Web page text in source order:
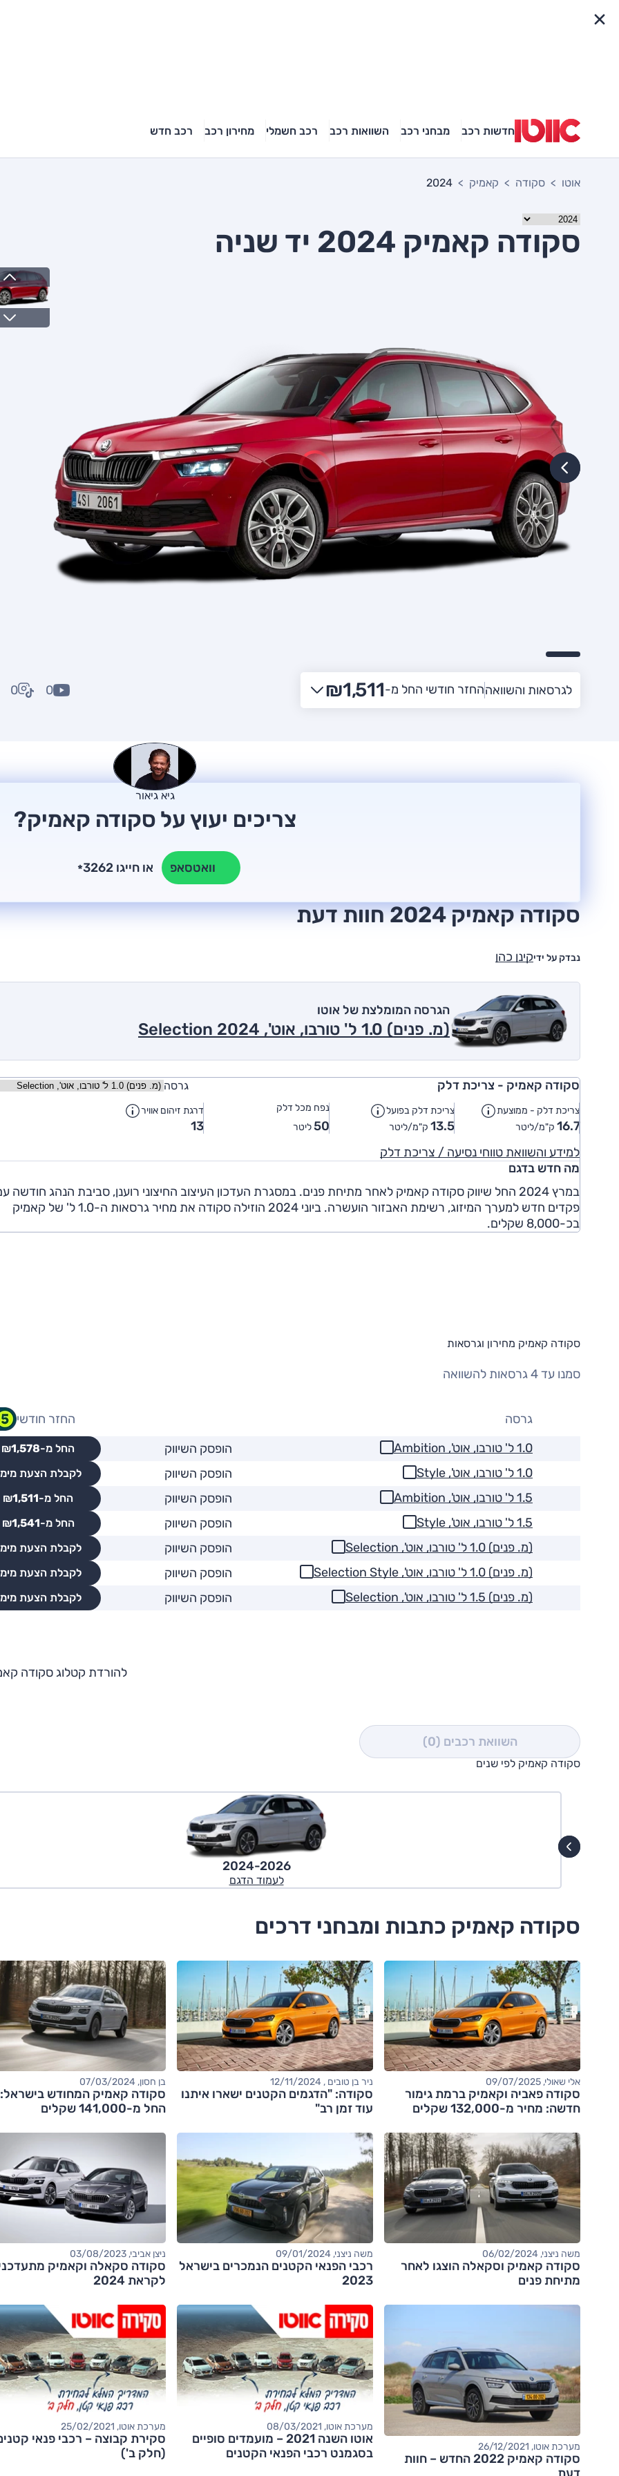
חדשות רכב מבחני רכב השוואות רכב רכב חשמלי מחירון רכב רכב חדש
אוטו סקודה קאמיק 2024
סקודה קאמיק 2024 יד שניה
לגרסאות והשוואההחזר חודשי החל מ-₪1,511
0
0
גיא גיאור
צריכים יעוץ על סקודה קאמיק?
וואטסאפ * או חייגו 3262
סקודה קאמיק 2024 חוות דעת
נבדק על ידיקינן כהן
הגרסה המומלצת של אוטו
(מ. פנים) 1.0 ל' טורבו, אוט', Selection 2024
סקודה קאמיק - צריכת דלק גרסה
צריכת דלק - ממוצעת
16.7 ק"מ/ליטר
צריכת דלק בפועל
13.5 ק"מ/ליטר
נפח מכל דלק
50ליטר
דרגת זיהום אוויר
13
למידע והשוואת טווחי נסיעה / צריכת דלק
מה חדש בדגם
במרץ 2024 החל שיווק סקודה קאמיק לאחר מתיחת פנים. במסגרת העדכון העיצוב החיצוני רוענן, סביבת הנהג חודשה
פקדים חדש למערך המיזוג, רשימת האבזור הועשרה. ביוני 2024 הוזילה סקודה את מחיר גרסאות ה-1.0 ל' של קאמיק
בכ-8,000 שקלים.
סקודה קאמיק מחירון וגרסאות
סמנו עד 4 גרסאות להשוואה
גרסה
החזר חודשי
1.0 ל' טורבו, אוט', Ambition
הופסק השיווק החל מ-₪1,578
1.0 ל' טורבו, אוט', Style הופסק השיווק לקבלת הצעת
1.5 ל' טורבו, אוט', Ambition הופסק השיווק החל מ-₪1,511
1.5 ל' טורבו, אוט', Style הופסק השיווק החל מ-₪1,541
(מ. פנים) 1.0 ל' טורבו, אוט', Selection הופסק השיווק לקבלת הצעת
(מ. פנים) 1.0 ל' טורבו, אוט', Selection Style הופסק השיווק לקבלת הצעת
(מ. פנים) 1.5 ל' טורבו, אוט', Selection הופסק השיווק לקבלת הצעת
להורדת קטלוג סקודה
השוואת רכבים (0)
סקודה קאמיק לפי שנים
2024-2026
לעמוד הדגם
סקודה קאמיק כתבות ומבחני דרכים
אלי שאולי, 09/07/2025
סקודה פאביה וקאמיק ברמת גימור
חדשה: מחיר מ-132,000 שקלים
ניר בן טובים , 12/11/2024
סקודה: "הדגמים הקטנים ישארו איתנו
עוד זמן רב"
בן חסון, 07/03/2024
סקודה קאמיק המחודש
החל מ-141,000 שקלים
משה ניצני, 06/02/2024
סקודה קאמיק וסקאלה הוצגו לאחר
מתיחת פנים
משה ניצני, 09/01/2024
רכבי הפנאי הקטנים הנמכרים בישראל
2023
ניצן אביבי, 03/08/2023
סקודה סקאלה וקאמיק
לקראת 2024
מערכת אוטו, 26/12/2021
סקודה קאמיק 2022 החדש – חוות
מערכת אוטו, 08/03/2021
אוטו השנה 2021 – מועמדים סופיים
בסגמנט רכבי הפנאי הקטנים
מערכת אוטו, 25/02/2021
סקירת קבוצה – רכבי פנאי
(חלק ב')